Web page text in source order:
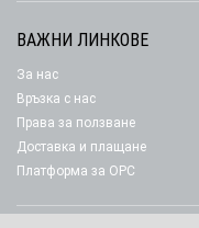
ВАЖНИ ЛИНКОВЕ
За нас
Връзка с нас
Права за ползване
Доставка и плащане
Платформа за ОРС